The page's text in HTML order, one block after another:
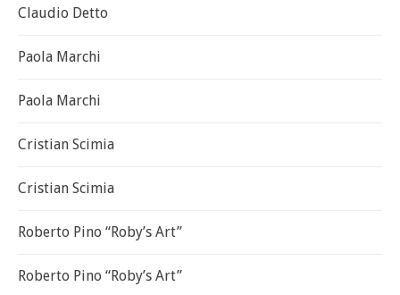
Claudio Detto
Paola Marchi
Paola Marchi
Cristian Scimia
Cristian Scimia
Roberto Pino “Roby’s Art”
Roberto Pino “Roby’s Art”